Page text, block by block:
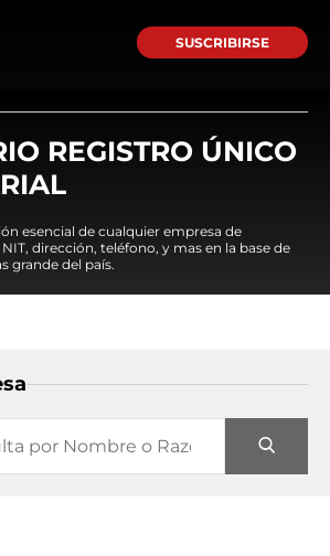
SUSCRIBIRSE
REGISTRO ÚNICO
esencial de cualquier empresa de
dirección, teléfono, y mas en la base de
grande del país.